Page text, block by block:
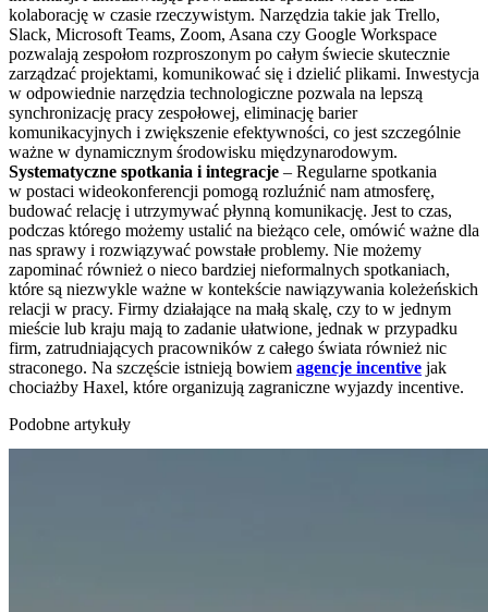
kolaborację w czasie rzeczywistym. Narzędzia takie jak Trello,
Slack, Microsoft Teams, Zoom, Asana czy Google Workspace
pozwalają zespołom rozproszonym po całym świecie skutecznie
zarządzać projektami, komunikować się i dzielić plikami. Inwestycja
w odpowiednie narzędzia technologiczne pozwala na lepszą
synchronizację pracy zespołowej, eliminację barier
komunikacyjnych i zwiększenie efektywności, co jest szczególnie
ważne w dynamicznym środowisku międzynarodowym.
Systematyczne spotkania i integracje – Regularne spotkania
w postaci wideokonferencji pomogą rozluźnić nam atmosferę,
budować relację i utrzymywać płynną komunikację. Jest to czas,
podczas którego możemy ustalić na bieżąco cele, omówić ważne dla
nas sprawy i rozwiązywać powstałe problemy. Nie możemy
zapominać również o nieco bardziej nieformalnych spotkaniach,
które są niezwykle ważne w kontekście nawiązywania koleżeńskich
relacji w pracy. Firmy działające na małą skalę, czy to w jednym
mieście lub kraju mają to zadanie ułatwione, jednak w przypadku
firm, zatrudniających pracowników z całego świata również nic
straconego. Na szczęście istnieją bowiem agencje incentive jak
chociażby Haxel, które organizują zagraniczne wyjazdy incentive.
Podobne artykuły